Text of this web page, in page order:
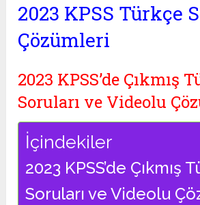
2023 KPSS Türkçe
Çözümleri
2023 KPSS’de Çıkmış
Soruları ve Videolu
İçindekiler
2023 KPSS’de Çıkmış
Soruları ve Videolu